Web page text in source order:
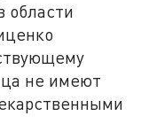
области
не имеют